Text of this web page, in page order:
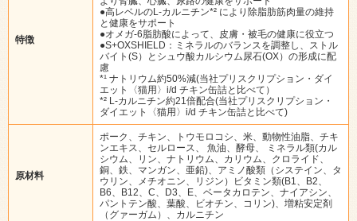
特徴
●高レベルのL-カルニチン*² により除脂肪筋肉量の維持
と健康をサポート
●オメガ-6脂肪酸によって、皮膚・被毛の健康に役立つ
●S+OXSHIELD：ミネラルのバランスを調整し、ストル
バイト(S）とシュウ酸カルシウム尿石(OX）の形成に配
慮
*¹ ナトリウム約50%減(当社プリスクリプション・ダイ
エット〈猫用〉i/d チキン缶詰と比べて）
*² L-カルニチン約21倍配合(当社プリスクリプション・
ダイエット〈猫用〉i/d チキン缶詰と比べて)
原材料
ポーク、チキン、トウモロコシ、米、動物性油脂、チキ
ンエキス、セルロース、 魚油、酵母、 ミネラル類(カル
シウム、リン、ナトリウム、カリウム、クロライド、
銅、鉄、マンガン、亜鉛)、アミノ酸類（システイン、タ
ウリン、メチオニン、リジン）ビタミン類(B1、B2、
B6、B12、C、D3、E、ベータカロテン、ナイアシン、
パントテン酸、葉酸、ビオチン、コリン)、増粘安定剤
（グァーガム）、カルニチン